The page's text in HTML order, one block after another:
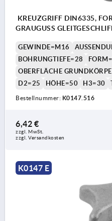
KREUZGRIFF DIN6335,
GRAUGUSS
GEWINDE=M16
BOHRUNGTIEFE=28
OBERFLÄCHE
D2=25
HÖHE=50 H3=30
Bestellnummer: K0147.516
6,42 €
zzgl. MwSt.
zzgl. Versandkosten
K0147 E